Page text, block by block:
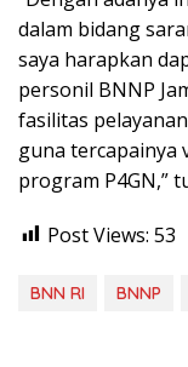
dalam bidang
saya harapkan
personil BNNP
fasilitas
guna tercapainya
program P4GN,”
Post Views: 53
BNN RI BNNP